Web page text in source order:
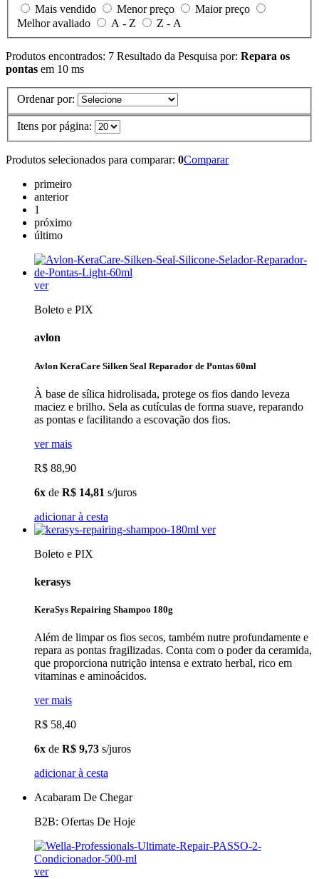
Mais vendido Menor preço
Maior preço
Melhor avaliado
A - Z Z - A
Produtos encontrados: 7 Resultado da Pesquisa por: Repara os
pontas em 10 ms
Ordenar por:
Itens por página:
Produtos selecionados para comparar: 0Comparar
primeiro
anterior
1
próximo
último
ver
Boleto e PIX
avlon
Avlon KeraCare Silken Seal Reparador de Pontas 60ml
À base de sílica hidrolisada, protege os fios dando leveza
maciez e brilho. Sela as cutículas de forma suave, reparando
as pontas e facilitando a escovação dos fios.
ver mais
R$ 88,90
6x de R$ 14,81 s/juros
adicionar à cesta
ver
Boleto e PIX
kerasys
KeraSys Repairing Shampoo 180g
Além de limpar os fios secos, também nutre profundamente e
repara as pontas fragilizadas. Conta com o poder da ceramida,
que proporciona nutrição intensa e extrato herbal, rico em
vitaminas e aminoácidos.
ver mais
R$ 58,40
6x de R$ 9,73 s/juros
adicionar à cesta
Acabaram De Chegar
B2B: Ofertas De Hoje
ver